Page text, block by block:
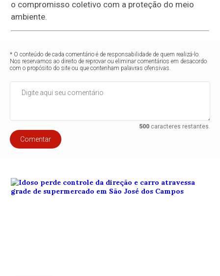
o compromisso coletivo com a proteção do meio
ambiente.
* O conteúdo de cada comentário é de responsabilidade de quem realizá-lo.
Nos reservamos ao direito de reprovar ou eliminar comentários em desacordo
com o propósito do site ou que contenham palavras ofensivas.
500caracteres restantes.
Comentar